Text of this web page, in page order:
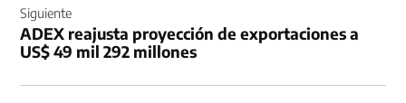
Siguiente
ADEX reajusta proyección de exportaciones a
US$ 49 mil 292 millones